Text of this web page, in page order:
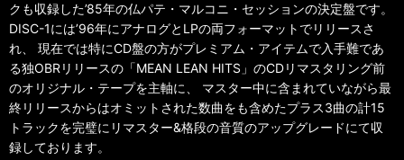
クも収録した’85年の仏パテ・マルコニ・セッションの決定盤です。
DISC-1には’96年にアナログとLPの両フォーマットでリリースさ
れ、 現在では特にCD盤の方がプレミアム・アイテムで入手難であ
る独OBRリリースの「MEAN LEAN HITS」のCDリマスタリング前
のオリジナル・テープを主軸に、 マスター中に含まれていながら最
終リリースからはオミットされた数曲をも含めたプラス3曲の計15
トラックを完璧にリマスター&格段の音質のアップグレードにて収
録しております。